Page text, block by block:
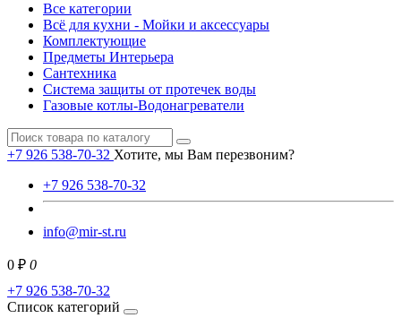
Все категории
Всё для кухни - Мойки и аксессуары
Комплектующие
Предметы Интерьера
Сантехника
Система защиты от протечек воды
Газовые котлы-Водонагреватели
+7 926 538-70-32 Хотите, мы Вам перезвоним?
+7 926 538-70-32
info@mir-st.ru
0 ₽ 0
+7 926 538-70-32
Список категорий